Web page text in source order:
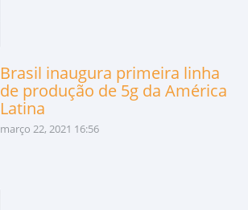
Brasil inaugura primeira linha
de produção de 5g da América
Latina
março 22, 2021 16:56